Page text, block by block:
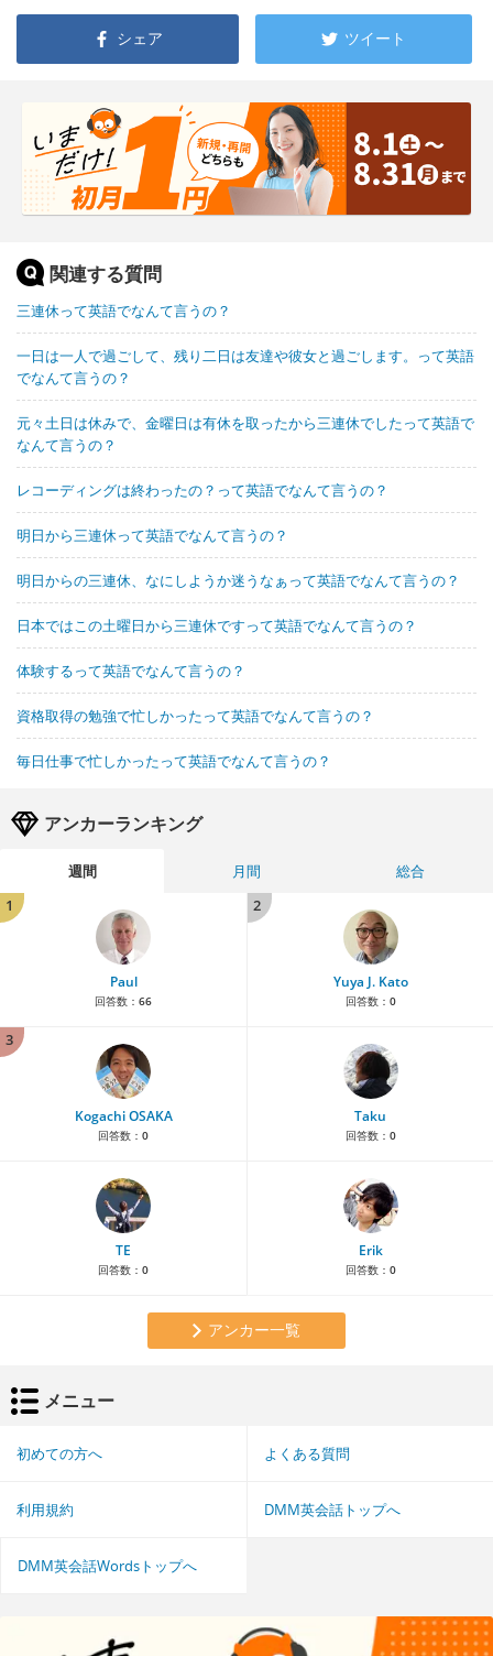
シェア ツイート
関連する質問
三連休って英語でなんて言うの？
一日は一人で過ごして、残り二日は友達や彼女と過ごします。って英語
でなんて言うの？
元々土日は休みで、金曜日は有休を取ったから三連休でしたって英語で
なんて言うの？
レコーディングは終わったの？って英語でなんて言うの？
明日から三連休って英語でなんて言うの？
明日からの三連休、なにしようか迷うなぁって英語でなんて言うの？
日本ではこの土曜日から三連休ですって英語でなんて言うの？
体験するって英語でなんて言うの？
資格取得の勉強で忙しかったって英語でなんて言うの？
毎日仕事で忙しかったって英語でなんて言うの？
アンカーランキング
週間 月間
総合
1
Paul
回答数： 66
2
Yuya J. Kato
回答数： 0
3
Kogachi OSAKA
回答数： 0
Taku
回答数： 0
TE
回答数： 0
Erik
回答数： 0
アンカー一覧
メニュー
初めての方へ よくある質問
利用規約 DMM英会話トップへ
DMM英会話Wordsトップへ